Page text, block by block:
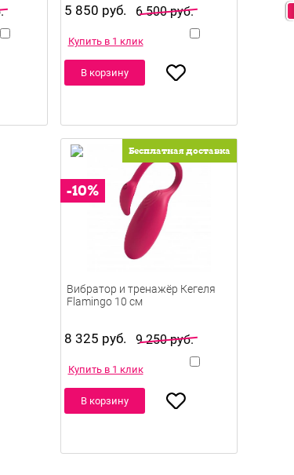
5 850 руб. 6 500 руб.
Купить в 1 клик
В корзину
Бесплатная доставка
8 325 руб. 9 250 руб.
Купить в 1 клик
В корзину